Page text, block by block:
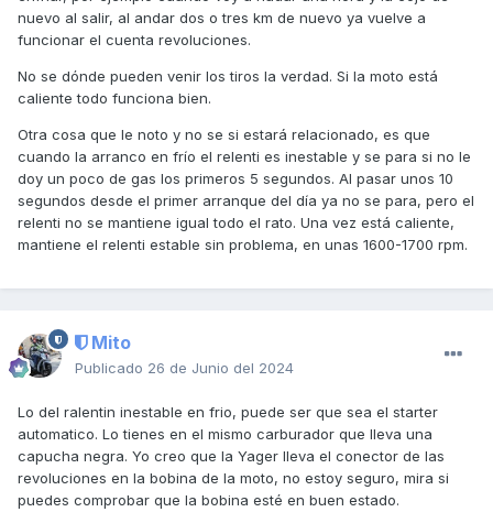
nuevo al salir, al andar dos o tres km de nuevo ya vuelve a
funcionar el cuenta revoluciones.
No se dónde pueden venir los tiros la verdad. Si la moto está
caliente todo funciona bien.
Otra cosa que le noto y no se si estará relacionado, es que
cuando la arranco en frío el relenti es inestable y se para si no le
doy un poco de gas los primeros 5 segundos. Al pasar unos 10
segundos desde el primer arranque del día ya no se para, pero el
relenti no se mantiene igual todo el rato. Una vez está caliente,
mantiene el relenti estable sin problema, en unas 1600-1700 rpm.
Mito
Publicado 26 de Junio del 2024
Lo del ralentin inestable en frio, puede ser que sea el starter
automatico. Lo tienes en el mismo carburador que lleva una
capucha negra. Yo creo que la Yager lleva el conector de las
revoluciones en la bobina de la moto, no estoy seguro, mira si
puedes comprobar que la bobina esté en buen estado.